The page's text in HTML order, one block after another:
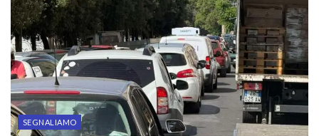
SEGNALIAMO